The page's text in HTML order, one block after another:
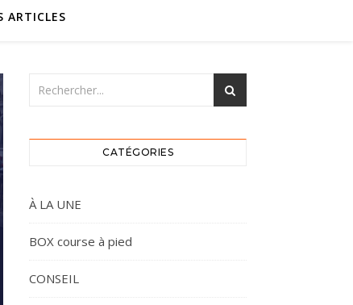
ARTICLES
CATÉGORIES
À LA UNE
BOX course à pied
CONSEIL